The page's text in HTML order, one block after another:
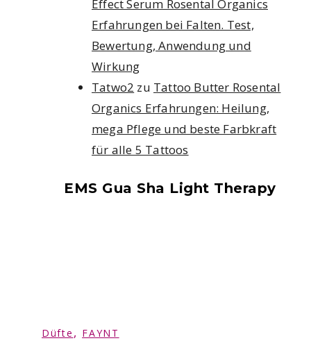
Düfte , FAYNT
Effect Serum Rosental Organics
Erfahrungen bei Falten. Test,
Bewertung, Anwendung und
Wirkung
Tatwo2 zu Tattoo Butter Rosental
Organics Erfahrungen: Heilung,
mega Pflege und beste Farbkraft
für alle 5 Tattoos
EMS Gua Sha Light Therapy